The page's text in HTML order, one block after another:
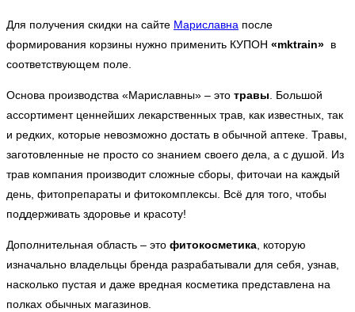
Для получения скидки на сайте Мариславна после
формирования корзины нужно применить КУПОН «mktrain» в
соответствующем поле.
Основа производства «Мариславны» – это травы. Большой
ассортимент ценнейших лекарственных трав, как известных, так
и редких, которые невозможно достать в обычной аптеке. Травы,
заготовленные не просто со знанием своего дела, а с душой. Из
трав компания производит сложные сборы, фиточаи на каждый
день, фитопрепараты и фитокомплексы. Всё для того, чтобы
поддерживать здоровье и красоту!
Дополнительная область – это фитокосметика, которую
изначально владельцы бренда разрабатывали для себя, узнав,
насколько пустая и даже вредная косметика представлена на
полках обычных магазинов.